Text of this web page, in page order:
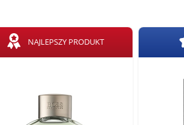
NAJLEPSZY PRODUKT